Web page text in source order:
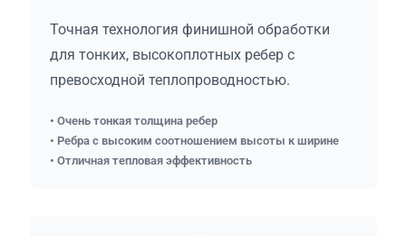
Точная технология финишной обработки
для тонких, высокоплотных ребер с
превосходной теплопроводностью.
• Очень тонкая толщина ребер
• Ребра с высоким соотношением высоты к ширине
• Отличная тепловая эффективность